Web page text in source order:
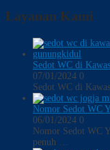
Layanan Kami
Sedot WC di
07/01/2024 0
Sedot WC di
Nomor Sedot WC
06/01/2024 0
Nomor Sedot WC
penuh …